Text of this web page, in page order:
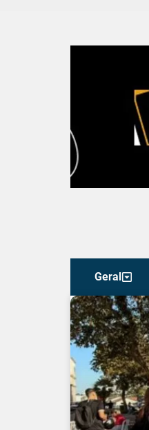
Geral